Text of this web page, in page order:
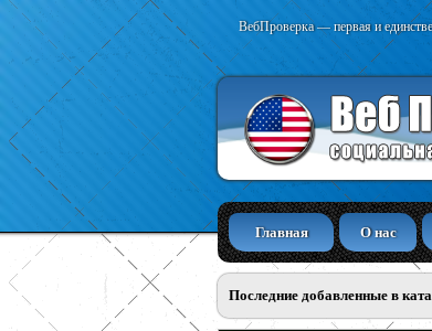
ВебПроверка — первая и
Главная О нас
Последние добавленные в